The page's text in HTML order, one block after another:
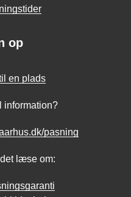
op
en plads
information?
pasning
læse om: